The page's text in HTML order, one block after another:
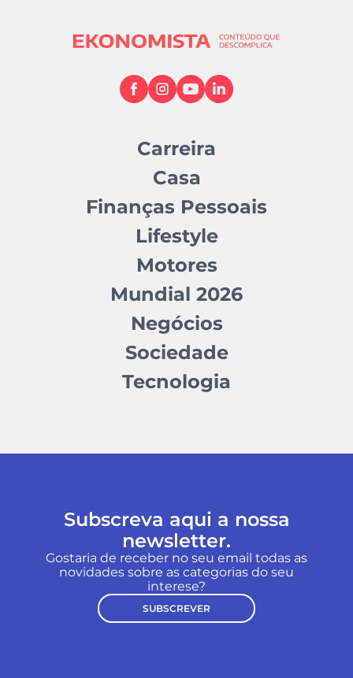
Carreira
Casa
Finanças Pessoais
Lifestyle
Motores
Mundial 2026
Negócios
Sociedade
Tecnologia
Subscreva aqui a nossa
newsletter.
Gostaria de receber no seu email todas as
novidades sobre as categorias do seu
interese?
SUBSCREVER